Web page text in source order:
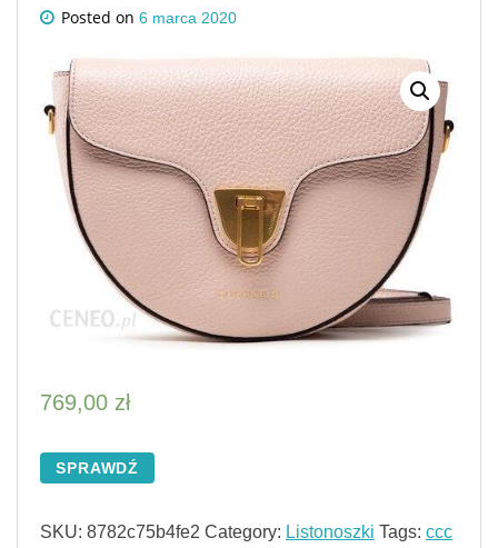
Posted on 6 marca 2020
769,00 zł
SPRAWDŹ
SKU: 8782c75b4fe2 Category: Listonoszki Tags: ccc